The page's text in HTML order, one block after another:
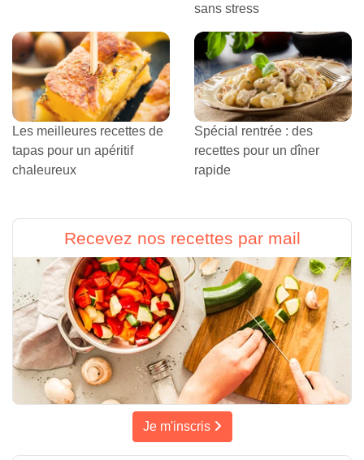
sans stress
Les meilleures recettes de
tapas pour un apéritif
chaleureux
Spécial rentrée : des
recettes pour un dîner
rapide
Recevez nos recettes par mail
Je m'inscris